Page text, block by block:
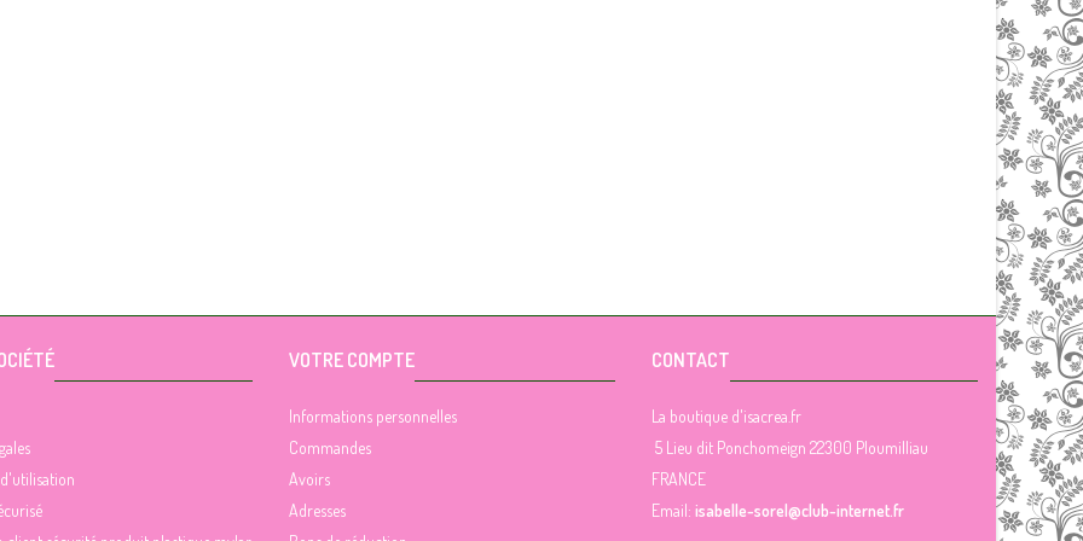
VOTRE COMPTE
Informations personnelles
Commandes
Avoirs
Adresses
CONTACT
La boutique d'isacrea.fr
5 Lieu dit Ponchomeign 22300 Ploumilliau
FRANCE
Email: isabelle-sorel@club-internet.fr